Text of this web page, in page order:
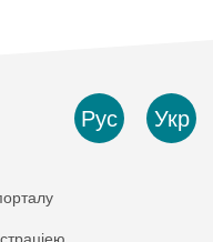
Рус Укр